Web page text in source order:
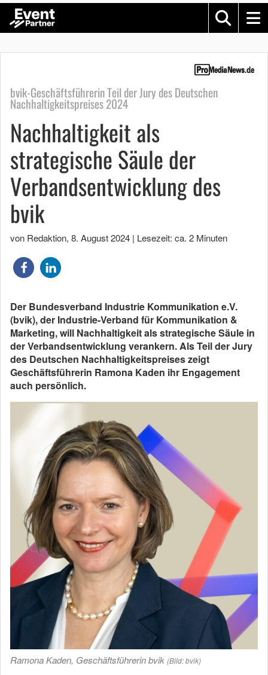
bvik-Geschäftsführerin Teil der Jury des Deutschen
Nachhaltigkeitspreises 2024
Nachhaltigkeit als
strategische Säule der
Verbandsentwicklung des
bvik
von Redaktion, 8. August 2024 | Lesezeit: ca. 2 Minuten
Der Bundesverband Industrie Kommunikation e.V.
(bvik), der Industrie-Verband für Kommunikation &
Marketing, will Nachhaltigkeit als strategische Säule in
der Verbandsentwicklung verankern. Als Teil der Jury
des Deutschen Nachhaltigkeitspreises zeigt
Geschäftsführerin Ramona Kaden ihr Engagement
auch persönlich.
Ramona Kaden, Geschäftsführerin bvik (Bild: bvik)